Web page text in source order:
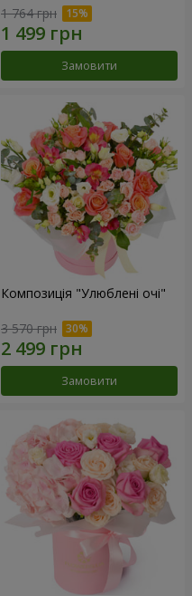
1 764 грн
Замовити
Композиція "Улюблені очі"
3 570 грн
Замовити